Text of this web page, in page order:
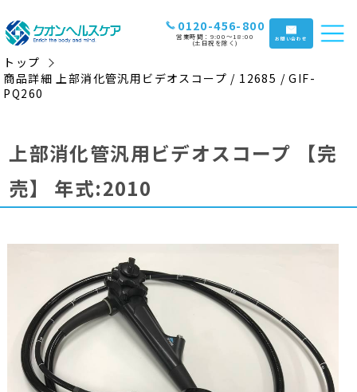
0120-456-800
営業時間：9:00〜18:00
(土日祝を除く) お問い合わせ
トップ
商品詳細 上部消化管汎用ビデオスコープ / 12685 / GIF-
PQ260
上部消化管汎用ビデオスコープ
【完
売】
年式:2010